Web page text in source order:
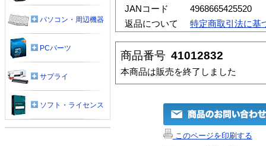
JANコード
4968665425520
返品について
特定商取引法に基
商品番号 41012832
本商品は販売を終了しました
このページを印刷する
パソコン・周辺機器
PCパーツ
サプライ
ソフト・ライセンス